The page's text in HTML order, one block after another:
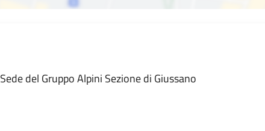
Sede del Gruppo Alpini Sezione di Giussano